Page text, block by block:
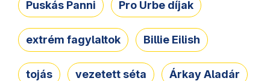
Puskás Panni Pro Urbe díjak
extrém fagylaltok Billie Eilish
tojás vezetett séta Árkay Aladár